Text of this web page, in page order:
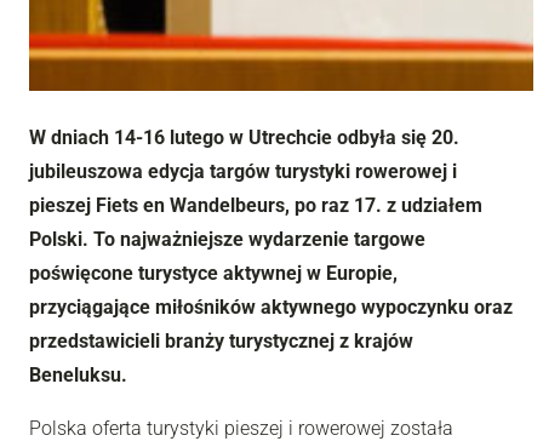
W dniach 14-16 lutego w Utrechcie odbyła się 20.
jubileuszowa edycja targów turystyki rowerowej i
pieszej Fiets en Wandelbeurs, po raz 17. z udziałem
Polski. To najważniejsze wydarzenie targowe
poświęcone turystyce aktywnej w Europie,
przyciągające miłośników aktywnego wypoczynku oraz
przedstawicieli branży turystycznej z krajów
Beneluksu.
Polska oferta turystyki pieszej i rowerowej została